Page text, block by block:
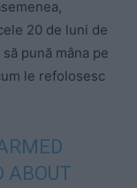
20 de luni de
pună mâna pe
le refolosesc
ABOUT